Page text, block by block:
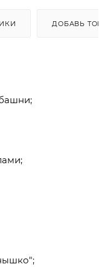
ДОБАВЬ